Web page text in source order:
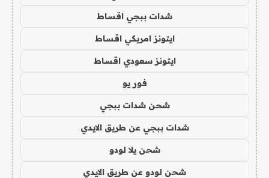
شدات ببجي اقساط
ايتونز امريكي اقساط
ايتونز سعودي اقساط
فور يو
شحن شدات ببجي
شدات ببجي عن طريق الايدي
شحن يلا لودو
شحن لودو عن طريق الايدي